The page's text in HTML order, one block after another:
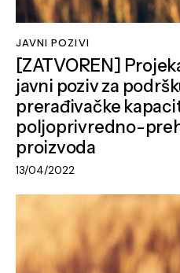
JAVNI POZIVI
[ZATVOREN]
javni poziv za
prerađivačke
poljoprivredno-
proizvoda
13/04/2022